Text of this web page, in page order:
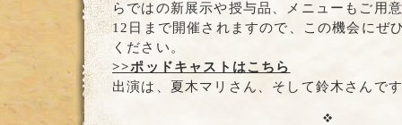
らではの新展示や授与品、メニューもご用
12日まで開催されますので、この機会にぜ
ください。
>>ポッドキャストはこちら
出演は、夏木マリさん、そして鈴木さんで